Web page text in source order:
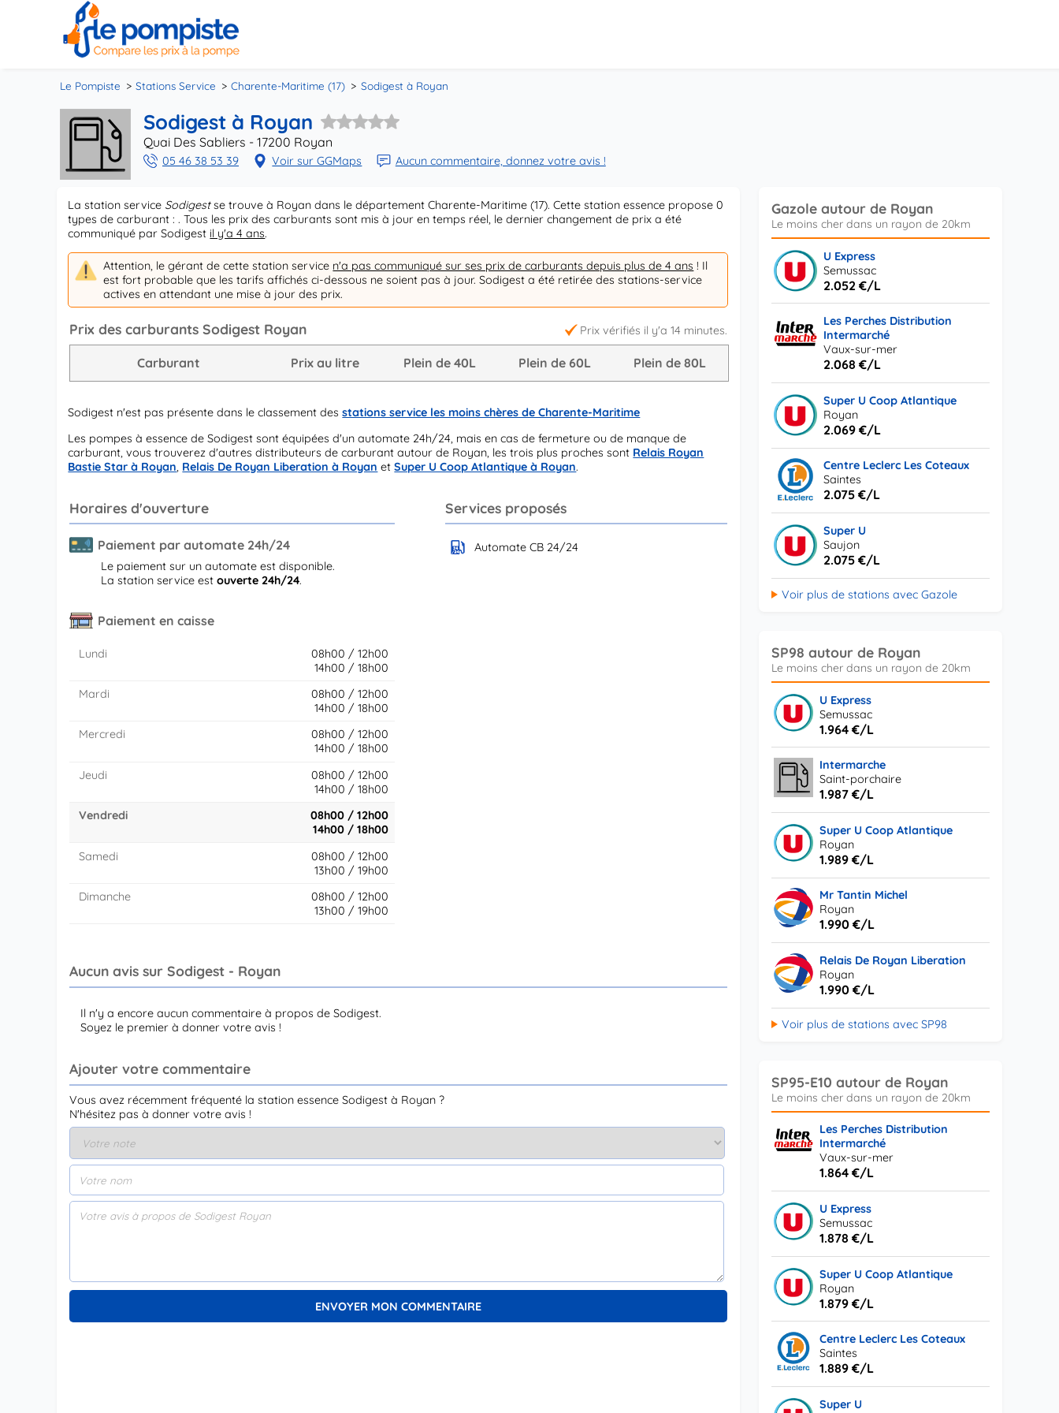
Le Pompiste Stations Service Charente-Maritime (17) Sodigest à Royan
Sodigest à Royan
Quai Des Sabliers - 17200 Royan
05 46 38 53 39 Voir sur GGMaps Aucun commentaire, donnez votre avis !
La station service Sodigestse trouve à Royan dans le département Charente-Maritime (17). Cette station essence propose 0
types de carburant : . Tous les prix des carburants sont mis à jour en temps réel, le dernier changement de prix a été
communiqué par Sodigest il y'a 4 ans.
Attention, le gérant de cette station service n'a pas communiqué sur ses prix de carburants depuis plus de 4 ans ! Il
est fort probable que les tarifs affichés ci-dessous ne soient pas à jour. Sodigest a été retirée des stations-service
actives en attendant une mise à jour des prix.
Prix vérifiés il y'a 14 minutes.
Prix des carburants Sodigest Royan
Carburant Prix au litre Plein de 40L Plein de 60L Plein de 80L
Sodigest n'est pas présente dans le classement desstations service les moins chères de Charente-Maritime
Les pompes à essence de Sodigest sont équipées d'un automate 24h/24, mais en cas de fermeture ou de manque de
carburant, vous trouverez d'autres distributeurs de carburant autour de Royan, les trois plus proches sont Relais Royan
Bastie Star à Royan Relais De Royan Liberation à Royan etSuper U Coop Atlantique à Royan.
Horaires d'ouverture
Paiement par automate 24h/24
Le paiement sur un automate est disponible.
La station service est ouverte 24h/24.
Paiement en caisse
Lundi
08h00 / 12h00
14h00 / 18h00
Mardi
08h00 / 12h00
14h00 / 18h00
Mercredi
08h00 / 12h00
14h00 / 18h00
Jeudi
08h00 / 12h00
14h00 / 18h00
Vendredi
08h00 / 12h00
14h00 / 18h00
Samedi
08h00 / 12h00
13h00 / 19h00
Dimanche
08h00 / 12h00
13h00 / 19h00
Services proposés
Automate CB 24/24
Aucun avis sur Sodigest - Royan
Il n'y a encore aucun commentaire à propos de Sodigest.
Soyez le premier à donner votre avis !
Ajouter votre commentaire
Vous avez récemment fréquenté la station essence Sodigest à Royan ?
N'hésitez pas à donner votre avis !
Gazole autour de Royan
U Express
Semussac
2.052 €/L
Les Perches Distribution
Intermarché
Vaux-sur-mer
2.068 €/L
Super U Coop Atlantique
Royan
2.069 €/L
Centre Leclerc Les Coteaux
Saintes
2.075 €/L
Super U
Saujon
2.075 €/L
Voir plus de stations avec Gazole
SP98 autour de Royan
U Express
Semussac
1.964 €/L
Intermarche
Saint-porchaire
1.987 €/L
Super U Coop Atlantique
Royan
1.989 €/L
Mr Tantin Michel
Royan
1.990 €/L
Relais De Royan Liberation
Royan
1.990 €/L
Voir plus de stations avec SP98
SP95-E10 autour de Royan
Les Perches Distribution
Intermarché
Vaux-sur-mer
1.864 €/L
U Express
Semussac
1.878 €/L
Super U Coop Atlantique
Royan
1.879 €/L
Centre Leclerc Les Coteaux
Saintes
1.889 €/L
Super U